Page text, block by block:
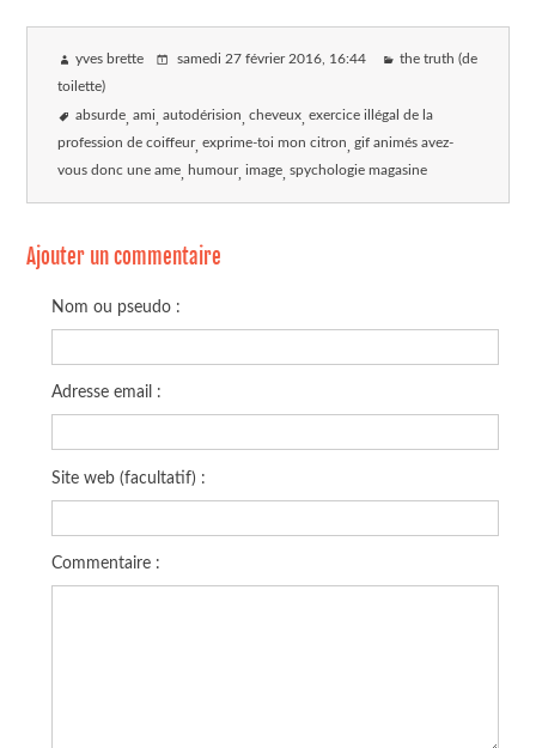
yves brette samedi 27 février 2016, 16:44 the truth (de
toilette)
absurde ami autodérision cheveux exercice illégal de la
profession de coiffeur exprime-toi mon citron gif animés avez-
vous donc une ame humour image spychologie magasine
Ajouter un commentaire
Nom ou pseudo :
Adresse email :
Site web (facultatif) :
Commentaire :